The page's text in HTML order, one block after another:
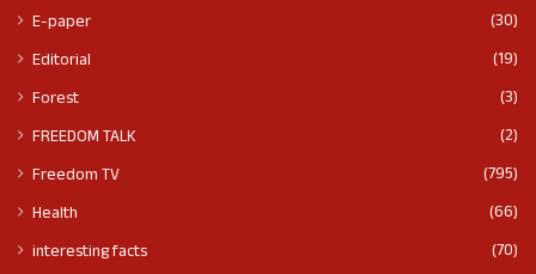
E-paper
(30)
Editorial
(19)
Forest
(3)
FREEDOM TALK
(2)
Freedom TV
(795)
Health
(66)
interesting facts
(70)